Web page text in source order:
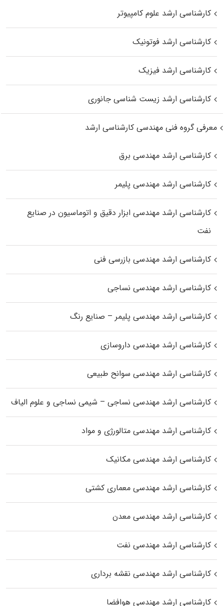
کارشناسی ارشد علوم کامپیوتر
کارشناسی ارشد فوتونیک
کارشناسی ارشد فیزیک
کارشناسی ارشد زیست‌ شناسی جانوری
معرفی گروه فنی مهندسی کارشناسی ارشد
کارشناسی ارشد مهندسی برق
کارشناسی ارشد مهندسی پلیمر
کارشناسی ارشد مهندسی ابزار دقیق و اتوماسیون در صنایع
نفت
کارشناسی ارشد مهندسی بازرسی فنی
کارشناسی ارشد مهندسی نساجی
کارشناسی ارشد مهندسی پلیمر – صنایع رنگ
کارشناسی ارشد مهندسی داروسازی
کارشناسی ارشد مهندسی سوانح طبیعی
کارشناسی ارشد مهندسی نساجی – شیمی نساجی و علوم الیاف
کارشناسی ارشد مهندسی متالورژی و مواد
کارشناسی ارشد مهندسی مکانیک
کارشناسی ارشد مهندسی معماری کشتی
کارشناسی ارشد مهندسی معدن
کارشناسی ارشد مهندسی نفت
کارشناسی ارشد مهندسی نقشه برداری
کارشناسی ارشد مهندسی هوافضا